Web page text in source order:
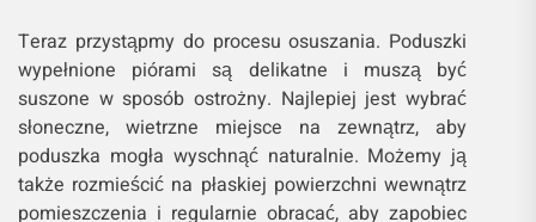
Teraz przystąpmy do procesu osuszania. Poduszki
wypełnione piórami są delikatne i muszą być
suszone w sposób ostrożny. Najlepiej jest wybrać
słoneczne, wietrzne miejsce na zewnątrz, aby
poduszka mogła wyschnąć naturalnie. Możemy ją
także rozmieścić na płaskiej powierzchni wewnątrz
pomieszczenia i regularnie obracać, aby zapobiec